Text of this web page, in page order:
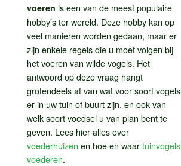
voeren is een van de meest populaire
hobby’s ter wereld. Deze hobby kan op
veel manieren worden gedaan, maar er
zijn enkele regels die u moet volgen bij
het voeren van wilde vogels. Het
antwoord op deze vraag hangt
grotendeels af van wat voor soort vogels
er in uw tuin of buurt zijn, en ook van
welk soort voedsel u van plan bent te
geven. Lees hier alles over
voederhuizen en hoe en waartuinvogels
voederen.